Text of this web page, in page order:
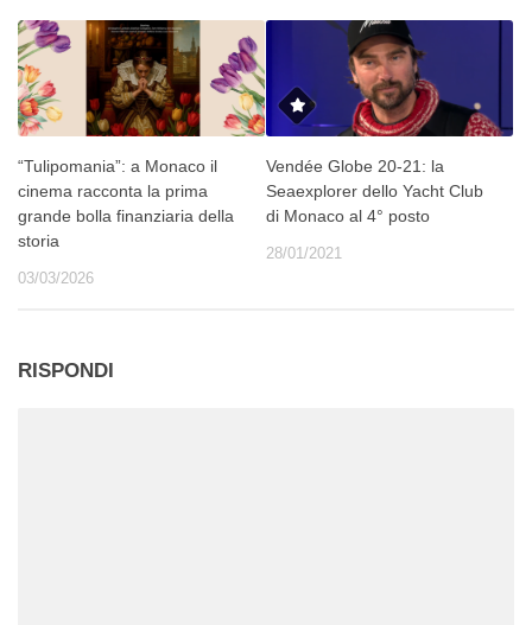
“Tulipomania”: a Monaco il
cinema racconta la prima
grande bolla finanziaria della
storia
03/03/2026
Vendée Globe 20-21: la
Seaexplorer dello Yacht Club
di Monaco al 4° posto
28/01/2021
RISPONDI